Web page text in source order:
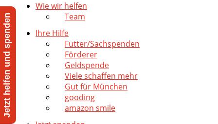
Wie wir helfen
Team
Ihre Hilfe
Futter/Sachspenden
Förderer
Geldspende
Viele schaffen mehr
Gut für München
gooding
amazon smile
Jetzt helfen und spenden